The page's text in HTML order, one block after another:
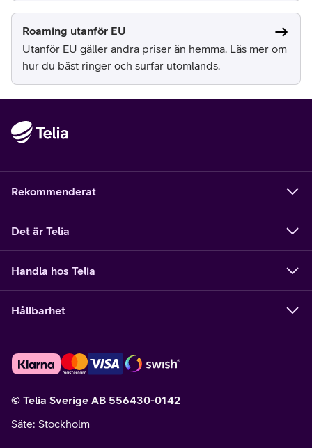
Roaming utanför EU
Utanför EU gäller andra priser än hemma. Läs mer om
hur du bäst ringer och surfar utomlands.
Rekommenderat
Det är Telia
Handla hos Telia
Hållbarhet
© Telia Sverige AB 556430-0142
Säte: Stockholm